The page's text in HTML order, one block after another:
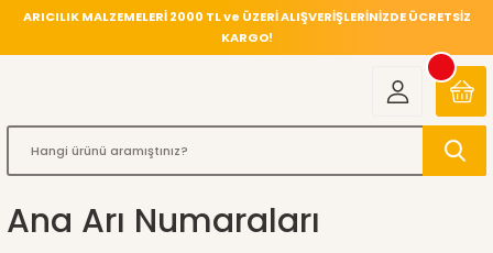
ARICILIK MALZEMELERİ 2000 TL ve ÜZERİ ALIŞVERİŞLERİNİZDE ÜCRETSİZ
KARGO!
Ana Arı Numaraları